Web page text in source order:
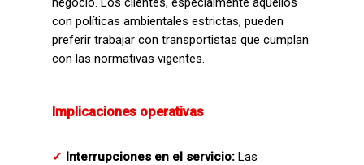
con políticas ambientales estrictas, pueden
preferir trabajar con transportistas que cumplan
con las normativas vigentes.
Implicaciones operativas
✓ Interrupciones en el servicio: Las